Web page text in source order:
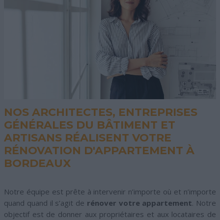
NOS ARCHITECTES, ENTREPRISES
GÉNÉRALES DU BÂTIMENT ET
ARTISANS RÉALISENT VOTRE
RÉNOVATION D'APPARTEMENT À
BORDEAUX
Notre équipe est prête à intervenir n’importe où et n’importe
quand quand il s’agit de rénover votre appartement. Notre
objectif est de donner aux propriétaires et aux locataires de